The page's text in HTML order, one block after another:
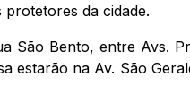
da cidade.
São Bento, entre Avs.
estarão na Av. São